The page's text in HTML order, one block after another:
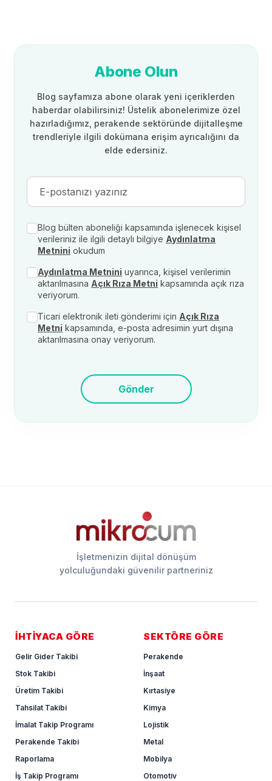
Abone Olun
Blog sayfamıza abone olarak yeni içeriklerden
haberdar olabilirsiniz! Üstelik abonelerimize özel
hazırladığımız, perakende sektöründe dijitalleşme
trendleriyle ilgili dokümana erişim ayrıcalığını da
elde edersiniz.
Blog bülten aboneliği kapsamında işlenecek kişisel
verileriniz ile ilgili detaylı bilgiye Aydınlatma
Metnini okudum
Aydınlatma Metnini uyarınca, kişisel verilerimin
aktarılmasına Açık Rıza Metni kapsamında açık rıza
veriyorum.
Ticari elektronik ileti gönderimi için Açık Rıza
Metni kapsamında, e-posta adresimin yurt dışına
aktarılmasına onay veriyorum.
Gönder
İşletmenizin dijital dönüşüm
yolculuğundaki güvenilir partneriniz
İHTİYACA GÖRE
Gelir Gider Takibi
Stok Takibi
Üretim Takibi
Tahsilat Takibi
İmalat Takip Programı
Perakende Takibi
Raporlama
İş Takip Programı
SEKTÖRE GÖRE
Perakende
İnşaat
Kırtasiye
Kimya
Lojistik
Metal
Mobilya
Otomotiv